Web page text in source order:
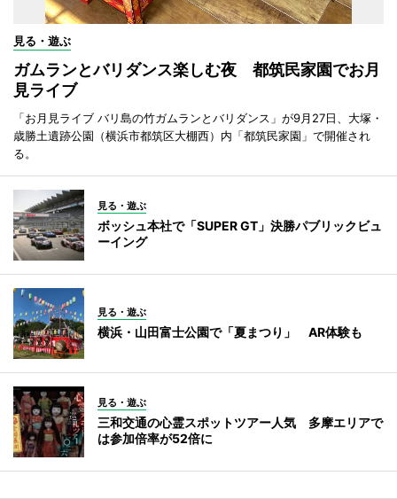
見る・遊ぶ
ガムランとバリダンス楽しむ夜 都筑民家園でお月
見ライブ
「お月見ライブ バリ島の竹ガムランとバリダンス」が9月27日、大塚・
歳勝土遺跡公園（横浜市都筑区大棚西）内「都筑民家園」で開催され
る。
見る・遊ぶ
ボッシュ本社で「SUPER GT」決勝パブリックビュ
ーイング
見る・遊ぶ
横浜・山田富士公園で「夏まつり」 AR体験も
見る・遊ぶ
三和交通の心霊スポットツアー人気 多摩エリアで
は参加倍率が52倍に